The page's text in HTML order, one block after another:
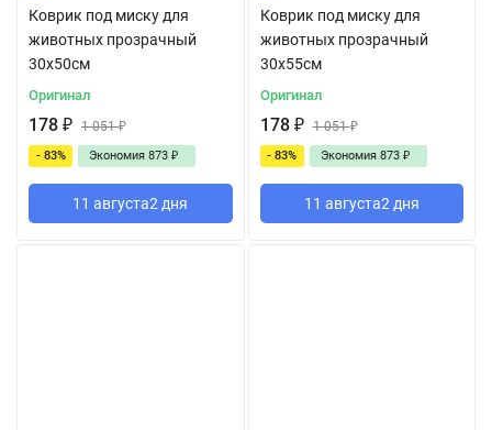
Коврик под миску для
животных прозрачный
30x50см
Оригинал
178 ₽ 1 051₽
- 83% Экономия 873 ₽
11 августа2 дня
Коврик под миску для
животных прозрачный
30x55см
Оригинал
178 ₽ 1 051₽
- 83% Экономия 873 ₽
11 августа2 дня